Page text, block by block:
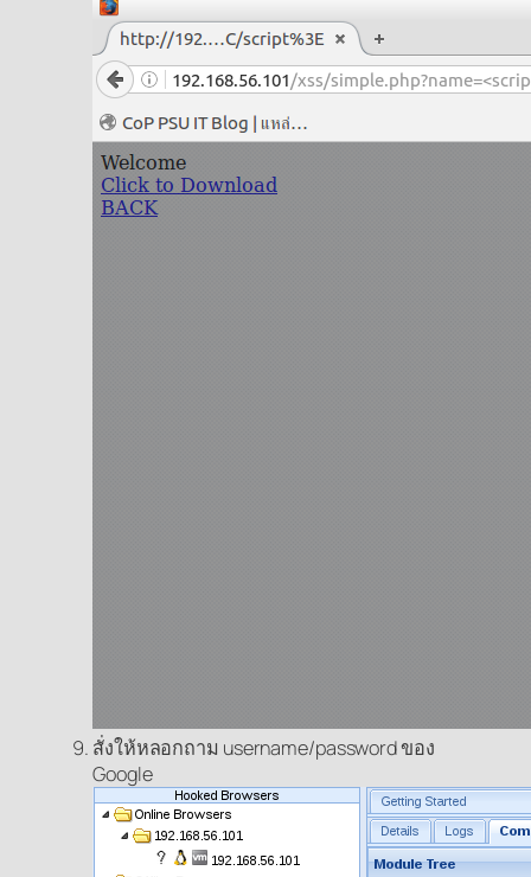
สั่งให้หลอกถาม username/password ของ
Google